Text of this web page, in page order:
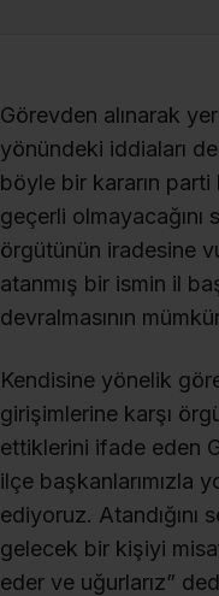
Görevden alınarak
yönündeki iddiaları
böyle bir kararın parti
geçerli olmayacağını
örgütünün iradesine
atanmış bir ismin il
devralmasının
Kendisine yönelik
girişimlerine karşı
ettiklerini ifade eden
ilçe başkanlarımızla
ediyoruz. Atandığını
gelecek bir kişiyi
eder ve uğurlarız”